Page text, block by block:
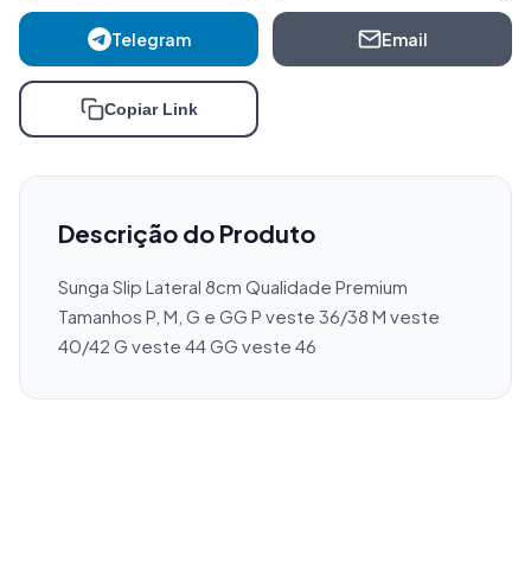
Telegram Email
Copiar Link
Descrição do Produto
Sunga Slip Lateral 8cm Qualidade Premium
Tamanhos P, M, G e GG P veste 36/38 M veste
40/42 G veste 44 GG veste 46